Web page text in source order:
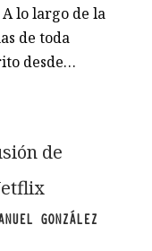
lo largo de la
de toda
desde…
de
GONZÁLEZ